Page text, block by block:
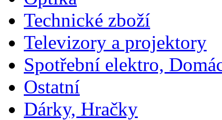
Technické zboží
Televizory a projektory
Spotřební elektro,
Ostatní
Dárky, Hračky